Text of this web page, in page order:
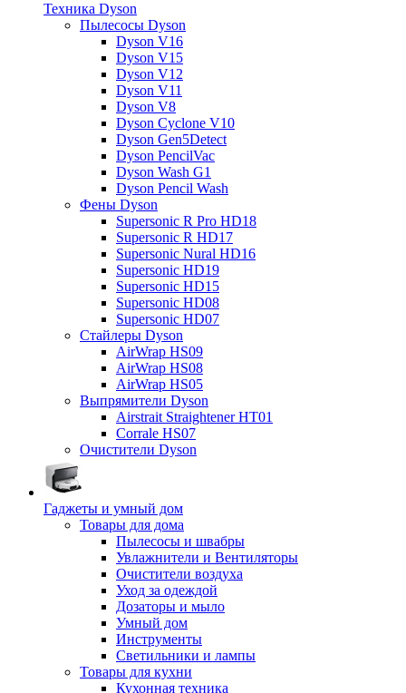
Техника Dyson
Пылесосы Dyson
Dyson V16
Dyson V15
Dyson V12
Dyson V11
Dyson V8
Dyson Cyclone V10
Dyson Gen5Detect
Dyson PencilVac
Dyson Wash G1
Dyson Pencil Wash
Фены Dyson
Supersonic R Pro HD18
Supersonic R HD17
Supersonic Nural HD16
Supersonic HD19
Supersonic HD15
Supersonic HD08
Supersonic HD07
Стайлеры Dyson
AirWrap HS09
AirWrap HS08
AirWrap HS05
Выпрямители Dyson
Airstrait Straightener HT01
Corrale HS07
Очистители Dyson
Гаджеты и умный дом
Товары для дома
Пылесосы и швабры
Увлажнители и Вентиляторы
Очистители воздуха
Уход за одеждой
Дозаторы и мыло
Умный дом
Инструменты
Светильники и лампы
Товары для кухни
Кухонная техника